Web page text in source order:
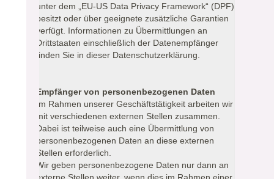
unter dem „EU-US Data Privacy Framework“ (DPF)
besitzt oder über geeignete zusätzliche Garantien
verfügt. Informationen zu Übermittlungen an
Drittstaaten einschließlich der Datenempfänger
finden Sie in dieser Datenschutzerklärung.
Empfänger von personenbezogenen Daten
Im Rahmen unserer Geschäftstätigkeit arbeiten wir
mit verschiedenen externen Stellen zusammen.
Dabei ist teilweise auch eine Übermittlung von
personenbezogenen Daten an diese externen
Stellen erforderlich.
Wir geben personenbezogene Daten nur dann an